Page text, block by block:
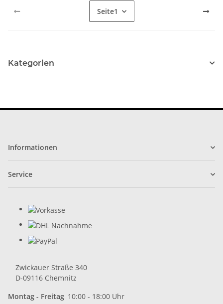
Seite1
Kategorien
Informationen
Service
Zwickauer Straße 340
D-09116 Chemnitz
Montag - Freitag 10:00 - 18:00 Uhr